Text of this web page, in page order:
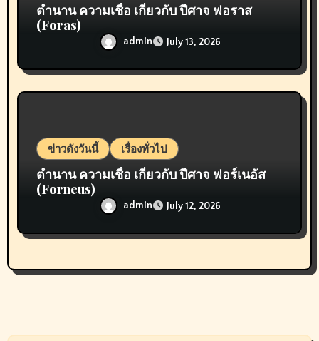
ตำนาน ความเชื่อ เกี่ยวกับ ปีศาจ ฟอราส
(Foras)
admin July 13, 2026
ข่าวดังวันนี้ เรื่องทั่วไป
ตำนาน ความเชื่อ เกี่ยวกับ ปีศาจ ฟอร์เนอัส
(Forneus)
admin July 12, 2026